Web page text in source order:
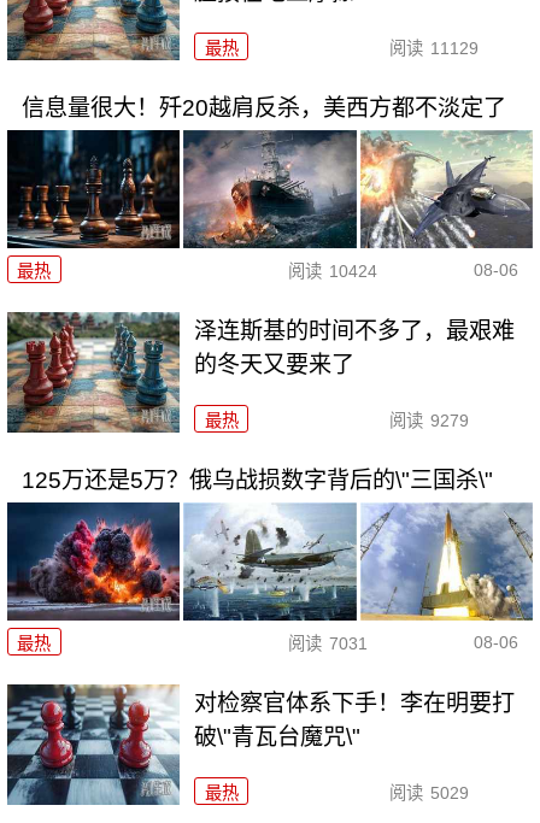
最热 阅读 11129
信息量很大！歼20越肩反杀，美西方都不淡定了
最热 阅读 10424 08-06
泽连斯基的时间不多了，最艰难
的冬天又要来了
最热 阅读 9279
125万还是5万？俄乌战损数字背后的\"三国杀\"
最热 阅读 7031 08-06
对检察官体系下手！李在明要打
破\"青瓦台魔咒\"
最热 阅读 5029